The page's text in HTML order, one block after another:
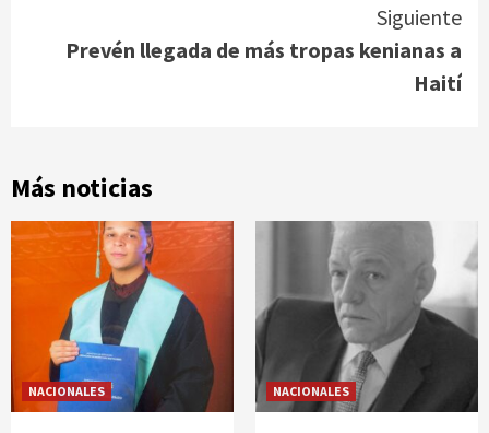
Siguiente
Prevén llegada de más tropas kenianas a
Haití
Más noticias
NACIONALES NACIONALES